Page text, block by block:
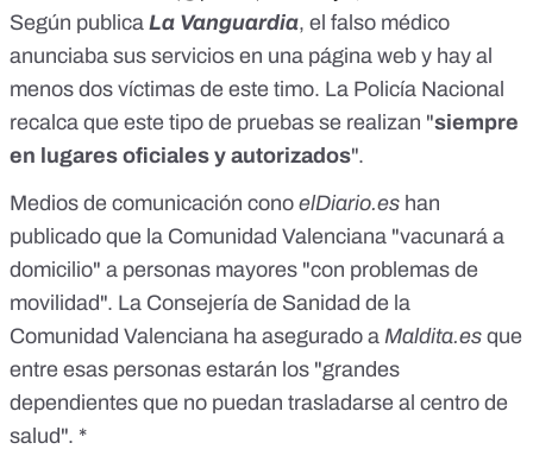
Según publica La Vanguardia, el falso médico
anunciaba sus servicios en una página web y hay al
menos dos víctimas de este timo. La Policía Nacional
recalca que este tipo de pruebas se realizan "siempre
en lugares oficiales y autorizados".
Medios de comunicación cono elDiario.es han
publicado que la Comunidad Valenciana "vacunará a
domicilio" a personas mayores "con problemas de
movilidad". La Consejería de Sanidad de la
Comunidad Valenciana ha asegurado a Maldita.es que
entre esas personas estarán los "grandes
dependientes que no puedan trasladarse al centro de
salud". *